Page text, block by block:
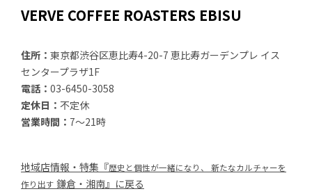
VERVE COFFEE ROASTERS EBISU
住所： 東京都渋谷区恵比寿4-20-7 恵比寿ガーデンプレ イス
センタープラザ1F
電話： 03-6450-3058
定休日： 不定休
営業時間： 7～21時
地域店情報・特集『歴史と個性が一緒になり、 新たなカルチャーを
作り出す 鎌倉・湘南』に戻る